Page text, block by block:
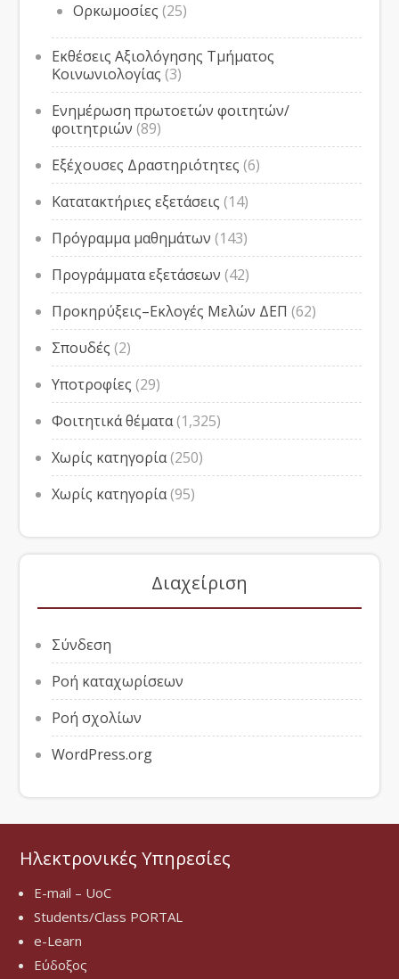
Ορκωμοσίες (25)
Εκθέσεις Αξιολόγησης Τμήματος
Κοινωνιολογίας (3)
Ενημέρωση πρωτοετών φοιτητών/
φοιτητριών (89)
Εξέχουσες Δραστηριότητες (6)
Κατατακτήριες εξετάσεις (14)
Πρόγραμμα μαθημάτων (143)
Προγράμματα εξετάσεων (42)
Προκηρύξεις–Εκλογές Μελών ΔΕΠ (62)
Σπουδές (2)
Υποτροφίες (29)
Φοιτητικά θέματα(1,325)
Χωρίς κατηγορία(250)
Χωρίς κατηγορία(95)
Διαχείριση
Σύνδεση
Ροή καταχωρίσεων
Ροή σχολίων
WordPress.org
Ηλεκτρονικές Υπηρεσίες
E-mail – UoC
Students/Class PORTAL
e-Learn
Εύδοξος